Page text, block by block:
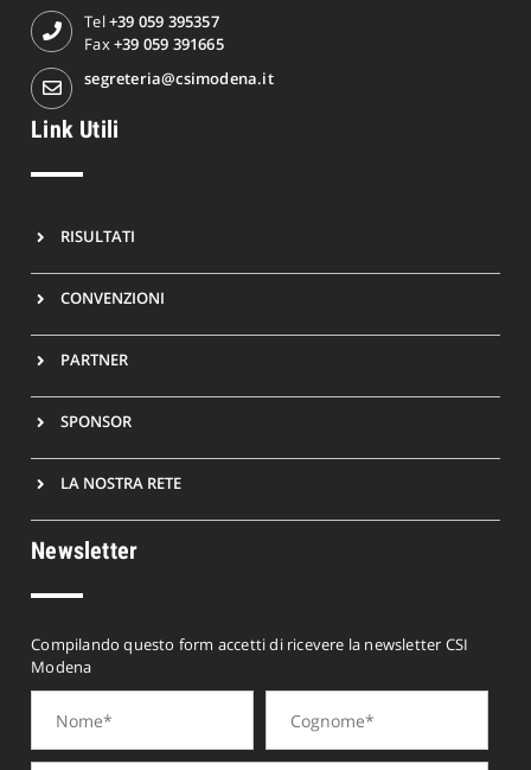
Tel+39 059 395357
Fax+39 059 391665
segreteria@csimodena.it
Link Utili
RISULTATI
CONVENZIONI
PARTNER
SPONSOR
LA NOSTRA RETE
Newsletter
Compilando questo form accetti di ricevere la newsletter CSI
Modena